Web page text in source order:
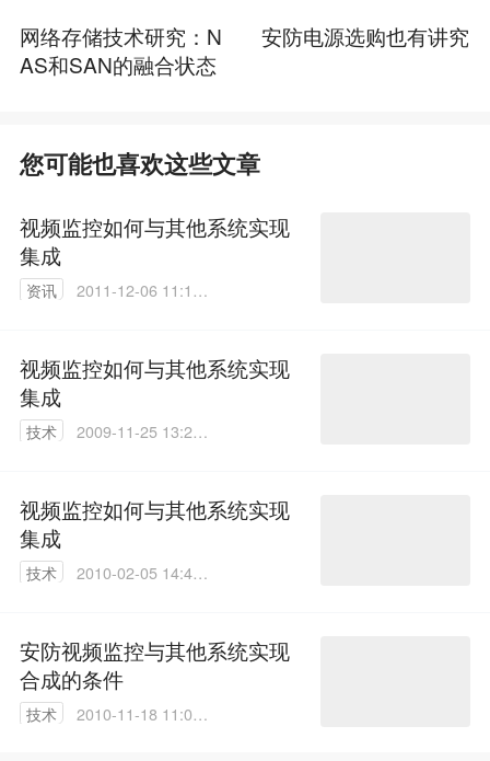
网络存储技术研究：N
AS和SAN的融合状态
安防电源选购也有讲究
您可能也喜欢这些文章
视频监控如何与其他系统实现
集成
资讯
2011-12-06 11:13:
视频监控如何与其他系统实现
集成
技术
2009-11-25 13:25:
视频监控如何与其他系统实现
集成
技术
2010-02-05 14:41:
安防视频监控与其他系统实现
合成的条件
技术
2010-11-18 11:03: